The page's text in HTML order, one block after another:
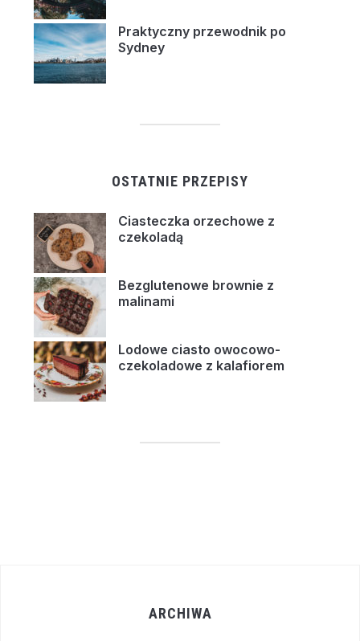
Praktyczny przewodnik po
Sydney
OSTATNIE PRZEPISY
Ciasteczka orzechowe z
czekoladą
Bezglutenowe brownie z
malinami
Lodowe ciasto owocowo-
czekoladowe z kalafiorem
ARCHIWA